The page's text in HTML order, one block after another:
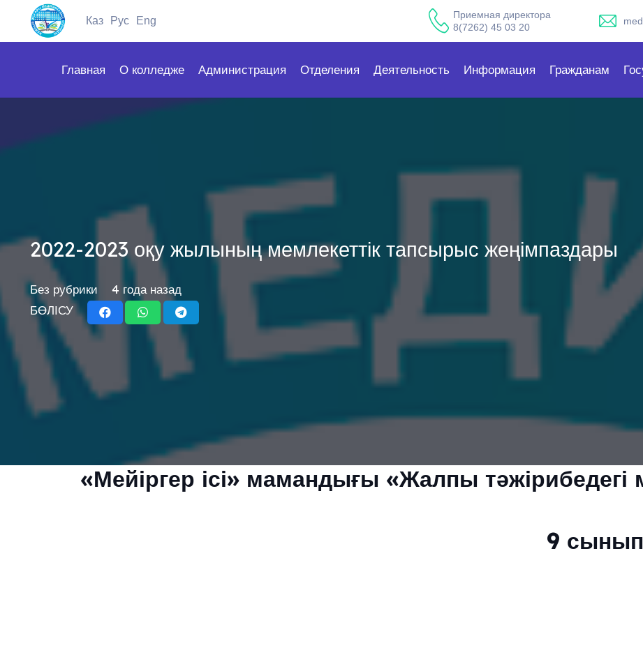
Каз Рус Eng
Приемная директора
8(7262) 45 03 20
Главная О колледже Администрация Отделения Деятельность Информация Гражданам
2022-2023 оқу жылының мемлекеттік тапсырыс жеңімпаздары
Без рубрики
4 года назад
БӨЛІСУ
«Мейіргер ісі» мамандығы «Жалпы тәжірибедегі
9 сынып